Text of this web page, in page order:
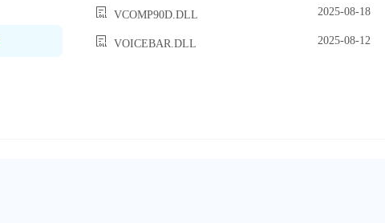
VCOMP90D.DLL 2025-08-18
VOICEBAR.DLL 2025-08-12